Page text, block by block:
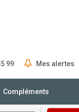
99 Mes alertes
Compléments